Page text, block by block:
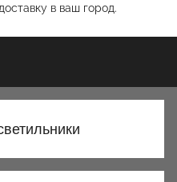
в ваш город.